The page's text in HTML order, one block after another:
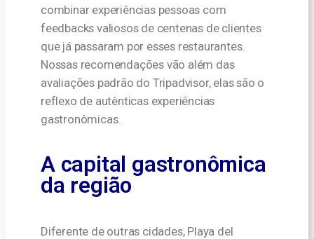
combinar experiências pessoas com
feedbacks valiosos de centenas de clientes
que já passaram por esses restaurantes.
Nossas recomendações vão além das
avaliações padrão do Tripadvisor, elas são o
reflexo de autênticas experiências
gastronômicas.
A capital gastronômica
da região
Diferente de outras cidades, Playa del